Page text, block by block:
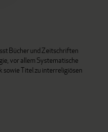
Bücher und Zeitschriften
vor allem Systematische
sowie Titel zu interreligiösen